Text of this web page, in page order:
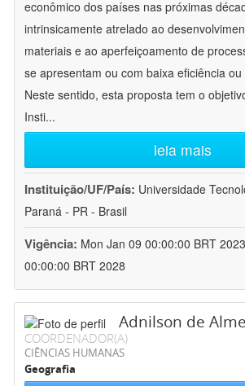
econômico dos países nas próximas
intrinsicamente atrelado ao
materiais e ao aperfeiçoamento de
se apresentam ou com baixa eficiência
Neste sentido, esta proposta tem o
Insti...
leia mais
Instituição/UF/País: Universidade
Paraná - PR - Brasil
Vigência: Mon Jan 09 00:00:00 BRT
00:00:00 BRT 2028
Adnilson de
COORDENADOR(A)
CIÊNCIAS HUMANAS
Geografia